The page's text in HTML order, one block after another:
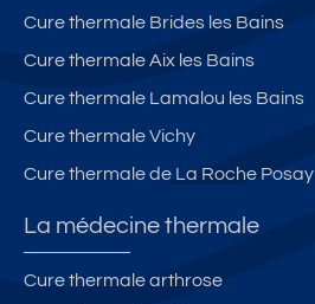
Cure thermale Brides les Bains
Cure thermale Aix les Bains
Cure thermale Lamalou les Bains
Cure thermale Vichy
Cure thermale de La Roche Posay
La médecine thermale
Cure thermale arthrose